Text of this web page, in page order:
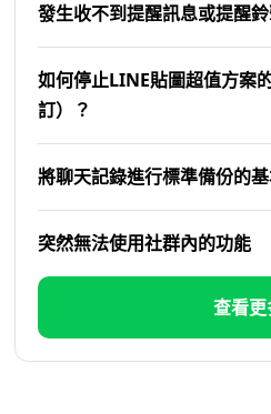
發生收不到提醒訊息或提醒
如何停止LINE貼圖超值方案
訂）？
將聊天記錄進行標準備份的
突然無法使用社群內的功能
查看更